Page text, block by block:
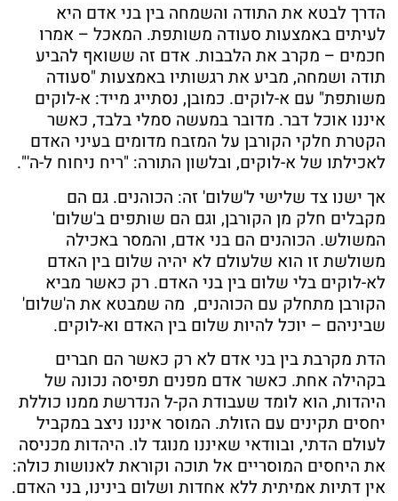
הדרך לבטא את התודה והשמחה בין בני אדם היא
לעיתים באמצעות סעודה משותפת. המאכל – אמרו
חכמים – מקרב את הלבבות. אדם זה ששואף להביע
תודה ושמחה, מביע את רגשותיו באמצעות "סעודה
משותפת" עם א-לוקים. כמובן, נסתייג מייד: א-לוקים
איננו אוכל דבר. מדובר במעשה סמלי בלבד, כאשר
הקטרת חלקי הקורבן על המזבח מדומים בעיני האדם
לאכילתו של א-לוקים, ובלשון התורה: "ריח ניחוח ל-ה'".
אך ישנו צד שלישי ל'שלום' זה: הכוהנים. גם הם
מקבלים חלק מן הקורבן, וגם הם שותפים ב'שלום'
המשולש. הכוהנים הם בני אדם, והמסר באכילה
משולשת זו הוא שלעולם לא יהיה שלום בין האדם
לא-לוקים בלי שלום בין בני האדם. רק כאשר מביא
הקורבן מתחלק עם הכוהנים, מה שמבטא את ה'שלום'
שביניהם – יוכל להיות שלום בין האדם וא-לוקים.
הדת מקרבת בין בני אדם לא רק כאשר הם חברים
בקהילה אחת. כאשר אדם מפנים תפיסה נכונה של
היהדות, הוא לומד שעבודת הק-ל הנדרשת ממנו כוללת
יחסים תקינים עם הזולת. המוסר איננו ניצב במקביל
לעולם הדתי, ובוודאי שאיננו מנוגד לו. היהדות מכניסה
את היחסים המוסריים אל תוכה וקוראת לאנושות כולה:
אין דתיות אמיתית ללא אחדות ושלום בינינו, בני האדם.